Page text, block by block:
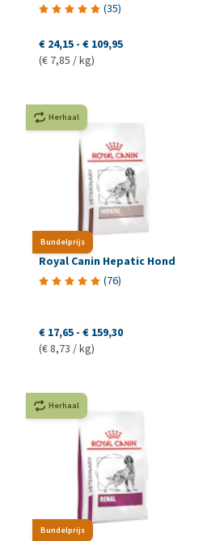
(35)
€ 24,15 - € 109,95
(€ 7,85 / kg)
Bundelprijs
Herhaal
Royal Canin Hepatic Hond
(76)
€ 17,65 - € 159,30
(€ 8,73 / kg)
Bundelprijs
Herhaal